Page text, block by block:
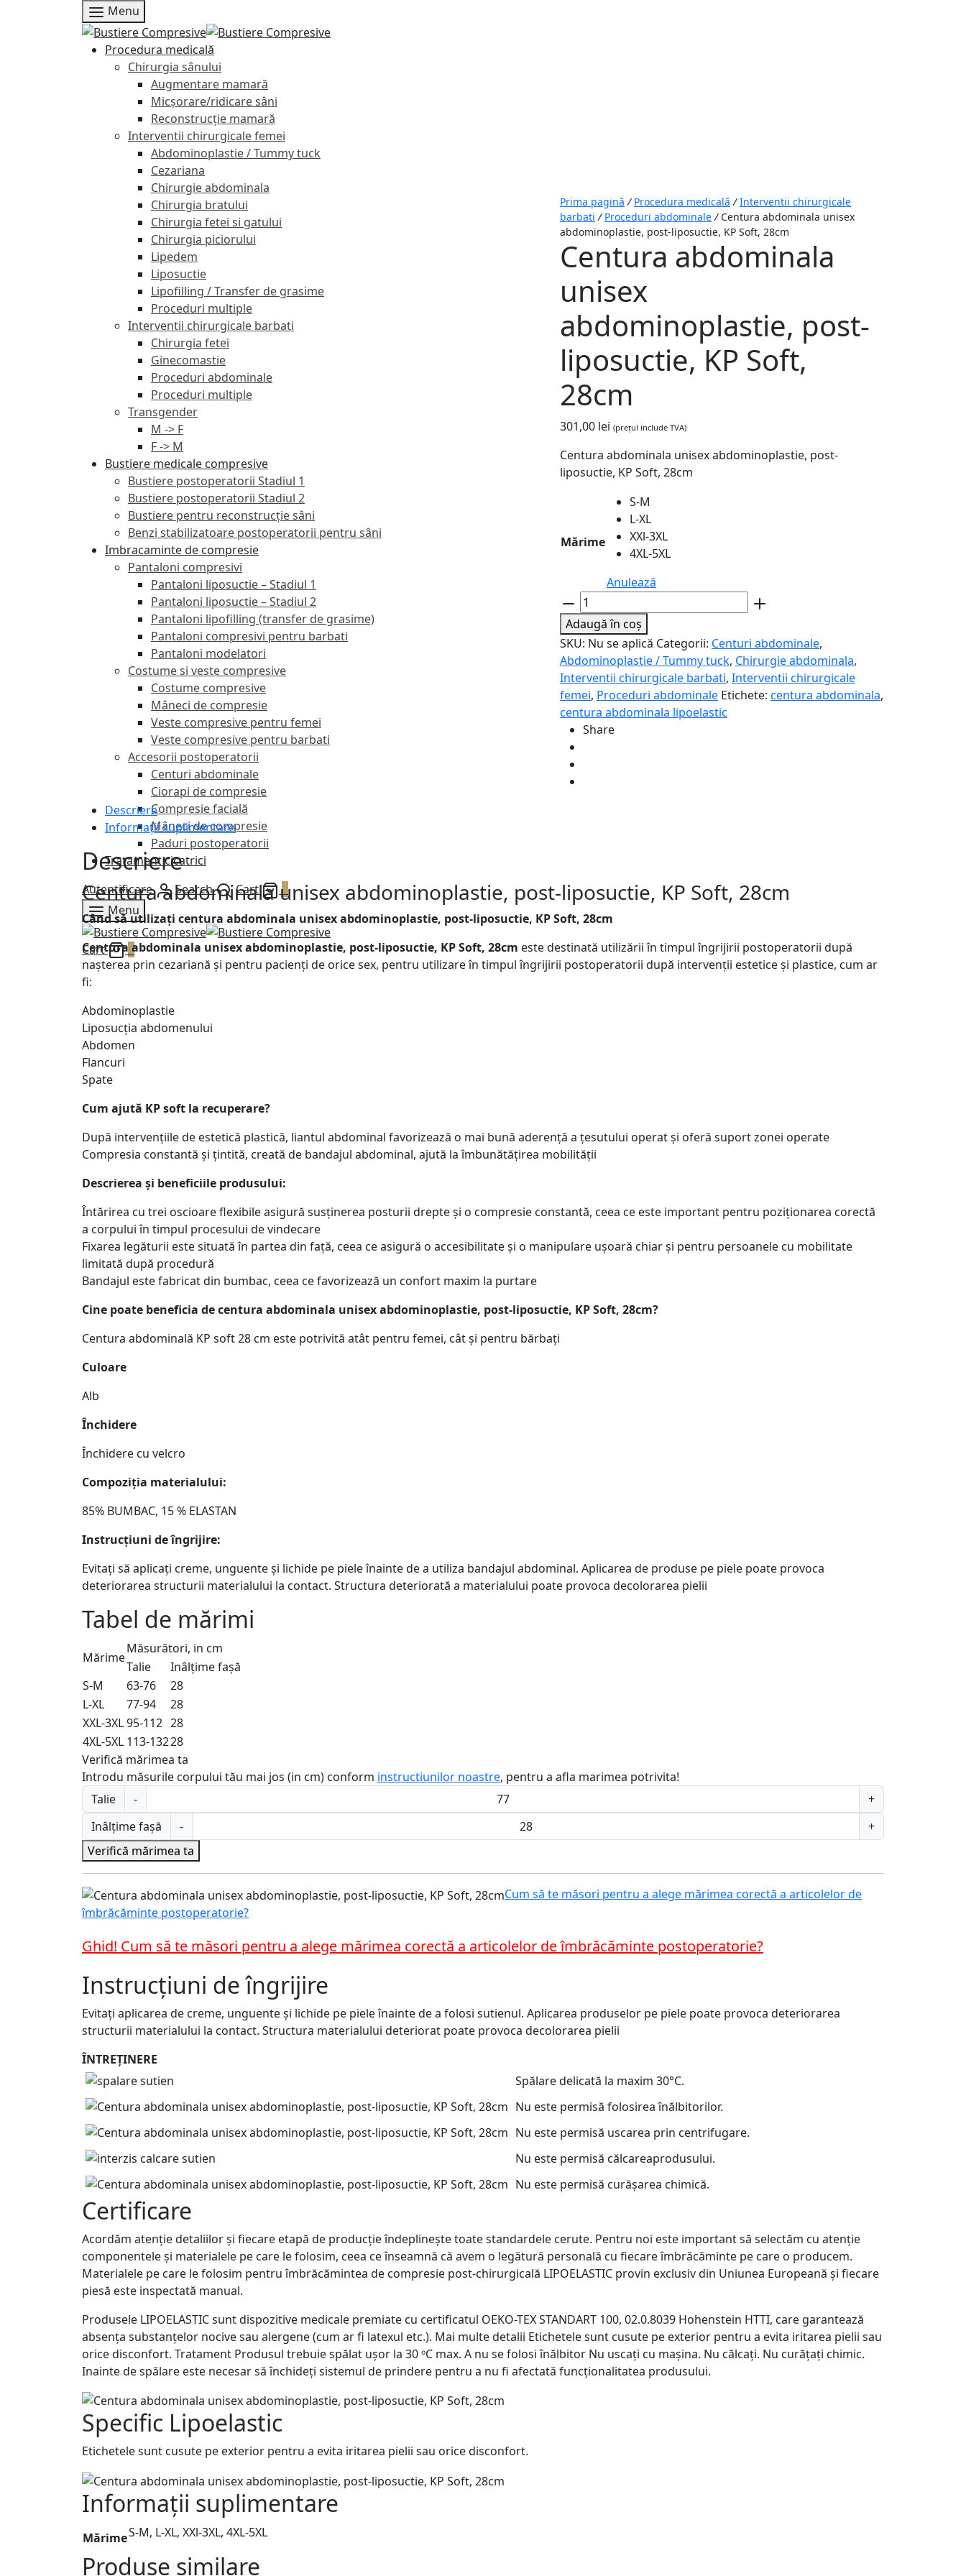
Menu
Procedura medicală
Chirurgia sânului
Augmentare mamară
Micșorare/ridicare sâni
Reconstrucție mamară
Interventii chirurgicale femei
Abdominoplastie / Tummy tuck
Cezariana
Chirurgie abdominala
Chirurgia bratului
Chirurgia fetei si gatului
Chirurgia piciorului
Lipedem
Liposuctie
Lipofilling / Transfer de grasime
Proceduri multiple
Interventii chirurgicale barbati
Chirurgia fetei
Ginecomastie
Proceduri abdominale
Proceduri multiple
Transgender
M -> F
F -> M
Bustiere medicale compresive
Bustiere postoperatorii Stadiul 1
Bustiere postoperatorii Stadiul 2
Bustiere pentru reconstrucție sâni
Benzi stabilizatoare postoperatorii pentru sâni
Imbracaminte de compresie
Pantaloni compresivi
Pantaloni liposuctie – Stadiul 1
Pantaloni liposuctie – Stadiul 2
Pantaloni lipofilling (transfer de grasime)
Pantaloni compresivi pentru barbati
Pantaloni modelatori
Costume si veste compresive
Costume compresive
Mâneci de compresie
Veste compresive pentru femei
Veste compresive pentru barbati
Accesorii postoperatorii
Centuri abdominale
Ciorapi de compresie
Compresie facială
Mâneci de compresie
Paduri postoperatorii
Tratament cicatrici
Autentificare
Search Cart
0
Menu
Cart 0
Prima pagină / Procedura medicală / Interventii chirurgicale
barbati / Proceduri abdominale /Centura abdominala unisex
abdominoplastie, post-liposuctie, KP Soft, 28cm
Centura abdominala
unisex
abdominoplastie, post-
liposuctie, KP Soft,
28cm
301,00 lei (prețul include TVA)
Centura abdominala unisex abdominoplastie, post-
liposuctie, KP Soft, 28cm
Mărime
S-M
L-XL
XXl-3XL
4XL-5XL
Anulează
Cantitate
Centura
abdominala
unisex
abdominoplastie,
post-
liposuctie,
KP
Soft,
Adaugă în coș
SKU: Nu se aplică Categorii: Centuri abdominale,
Abdominoplastie / Tummy tuck, Chirurgie abdominala,
Interventii chirurgicale barbati, Interventii chirurgicale
femei, Proceduri abdominale Etichete: centura abdominala,
centura abdominala lipoelastic
Share
Descriere
Informații suplimentare
Descriere
Centura abdominala unisex abdominoplastie, post-liposuctie, KP Soft, 28cm
Când să utilizați centura abdominala unisex abdominoplastie, post-liposuctie, KP Soft, 28cm
Centura abdominala unisex abdominoplastie, post-liposuctie, KP Soft, 28cm este destinată utilizării în timpul îngrijirii postoperatorii după
nașterea prin cezariană și pentru pacienți de orice sex, pentru utilizare în timpul îngrijirii postoperatorii după intervenții estetice și plastice, cum ar
fi:
Abdominoplastie
Liposucția abdomenului
Abdomen
Flancuri
Spate
Cum ajută KP soft la recuperare?
După intervențiile de estetică plastică, liantul abdominal favorizează o mai bună aderență a țesutului operat și oferă suport zonei operate
Compresia constantă și țintită, creată de bandajul abdominal, ajută la îmbunătățirea mobilității
Descrierea și beneficiile produsului:
Întărirea cu trei oscioare flexibile asigură susținerea posturii drepte și o compresie constantă, ceea ce este important pentru poziționarea corectă
a corpului în timpul procesului de vindecare
Fixarea legăturii este situată în partea din față, ceea ce asigură o accesibilitate și o manipulare ușoară chiar și pentru persoanele cu mobilitate
limitată după procedură
Bandajul este fabricat din bumbac, ceea ce favorizează un confort maxim la purtare
Cine poate beneficia de centura abdominala unisex abdominoplastie, post-liposuctie, KP Soft, 28cm?
Centura abdominală KP soft 28 cm este potrivită atât pentru femei, cât și pentru bărbați
Culoare
Alb
Închidere
Închidere cu velcro
Compoziția materialului:
85% BUMBAC, 15 % ELASTAN
Instrucțiuni de îngrijire:
Evitați să aplicați creme, unguente și lichide pe piele înainte de a utiliza bandajul abdominal. Aplicarea de produse pe piele poate provoca
deteriorarea structurii materialului la contact. Structura deteriorată a materialului poate provoca decolorarea pielii
Tabel de mărimi
Mărime
Măsurători, in cm
Talie
Inâlțime fașă
S-M
63-76
28
L-XL
77-94
28
XXL-3XL95-112 28
4XL-5XL 113-13228
Verifică mărimea ta
Introdu măsurile corpului tău mai jos (in cm) conform instructiunilor noastre, pentru a afla marimea potrivita!
Talie
-
+
Inâlțime fașă
-
+
Verifică mărimea ta
Cum să te măsori pentru a alege mărimea corectă a articolelor de
îmbrăcăminte postoperatorie?
Ghid! Cum să te măsori pentru a alege mărimea corectă a articolelor de îmbrăcăminte postoperatorie?
Instrucțiuni de îngrijire
Evitați aplicarea de creme, unguente și lichide pe piele înainte de a folosi sutienul. Aplicarea produselor pe piele poate provoca deteriorarea
structurii materialului la contact. Structura materialului deteriorat poate provoca decolorarea pielii
ÎNTREȚINERE
Spălare delicată la maxim 30°C.
Nu este permisă folosirea înălbitorilor.
Nu este permisă uscarea prin centrifugare.
Nu este permisă călcareaprodusului.
Nu este permisă curășarea chimică.
Certificare
Acordăm atenție detaliilor și fiecare etapă de producție îndeplinește toate standardele cerute. Pentru noi este important să selectăm cu atenție
componentele și materialele pe care le folosim, ceea ce înseamnă că avem o legătură personală cu fiecare îmbrăcăminte pe care o producem.
Materialele pe care le folosim pentru îmbrăcămintea de compresie post-chirurgicală LIPOELASTIC provin exclusiv din Uniunea Europeană și fiecare
piesă este inspectată manual.
Produsele LIPOELASTIC sunt dispozitive medicale premiate cu certificatul OEKO-TEX STANDART 100, 02.0.8039 Hohenstein HTTI, care garantează
absența substanțelor nocive sau alergene (cum ar fi latexul etc.). Mai multe detalii Etichetele sunt cusute pe exterior pentru a evita iritarea pielii sau
orice disconfort. Tratament Produsul trebuie spălat ușor la 30 ᵒC max. A nu se folosi înălbitor Nu uscați cu mașina. Nu călcați. Nu curățați chimic.
Inainte de spălare este necesar să închideți sistemul de prindere pentru a nu fi afectată funcționalitatea produsului.
Specific Lipoelastic
Etichetele sunt cusute pe exterior pentru a evita iritarea pielii sau orice disconfort.
Informații suplimentare
MărimeS-M, L-XL, XXl-3XL, 4XL-5XL
Produse similare